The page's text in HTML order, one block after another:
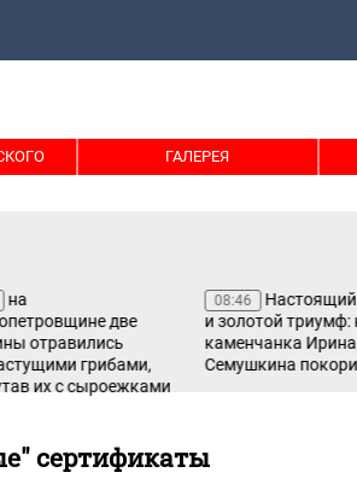
ГАЛЕРЕЯ
две
Настоящий характер
и золотой триумф: как
каменчанка Ирина
Семушкина покорила Европу
сертификаты